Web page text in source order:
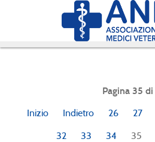
Pagina 35
Inizio
Indietro 26 27
32
33 34 35